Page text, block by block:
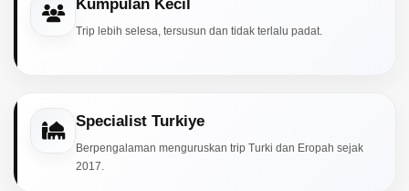
Kumpulan Kecil
Trip lebih selesa, tersusun dan tidak terlalu padat.
Specialist Turkiye
Berpengalaman menguruskan trip Turki dan Eropah sejak
2017.